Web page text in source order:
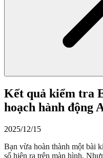
Kết quả kiểm tra
hoạch hành động
2025/12/15
Bạn vừa hoàn thành một bài
số hiện ra trên màn hình.